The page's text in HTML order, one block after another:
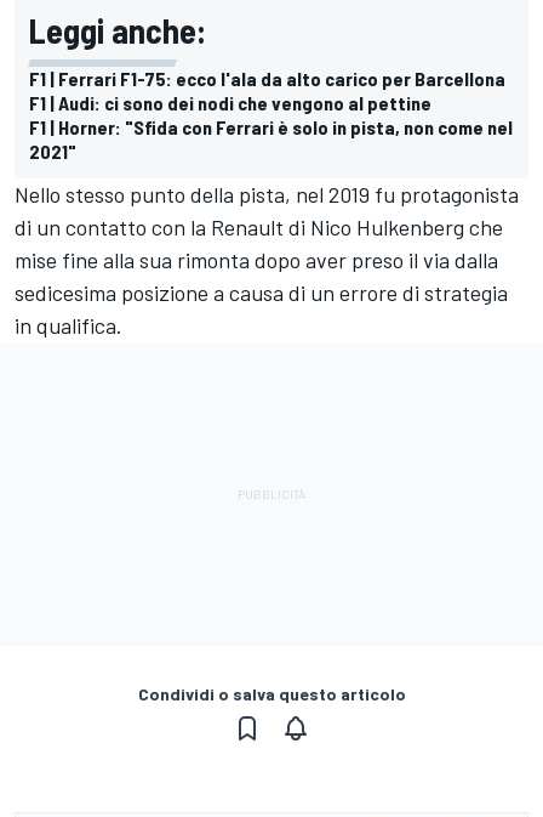
Leggi anche:
F1 | Ferrari F1-75: ecco l'ala da alto carico per Barcellona
F1 | Audi: ci sono dei nodi che vengono al pettine
F1 | Horner: "Sfida con Ferrari è solo in pista, non come nel
2021"
Nello stesso punto della pista, nel 2019 fu protagonista
di un contatto con la Renault di Nico Hulkenberg che
mise fine alla sua rimonta dopo aver preso il via dalla
sedicesima posizione a causa di un errore di strategia
in qualifica.
Condividi o salva questo articolo